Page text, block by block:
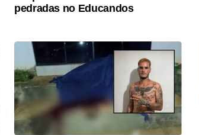
pedradas no Educandos